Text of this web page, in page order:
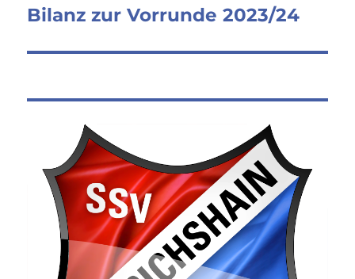
Nächster
Bilanz zur Vorrunde 2023/24